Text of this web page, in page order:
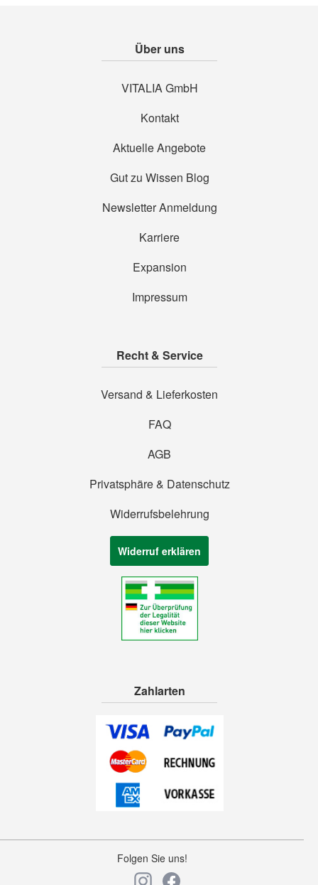
Über uns
VITALIA GmbH
Kontakt
Aktuelle Angebote
Gut zu Wissen Blog
Newsletter Anmeldung
Karriere
Expansion
Impressum
Recht & Service
Versand & Lieferkosten
FAQ
AGB
Privatsphäre & Datenschutz
Widerrufsbelehrung
Widerruf erklären
Zahlarten
Folgen Sie uns!